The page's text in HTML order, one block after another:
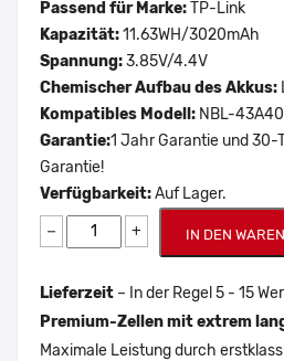
Passend für Marke:TP-Link
Kapazität:11.63WH/3020mAh
Spannung:3.85V/4.4V
Chemischer Aufbau des Akkus:
Kompatibles Modell: NBL-
Garantie:1 Jahr Garantie und 30-
Garantie!
Verfügbarkeit:Auf Lager.
− + IN DEN
Lieferzeit – In der Regel 5 - 15
Premium-Zellen mit extrem
Maximale Leistung durch